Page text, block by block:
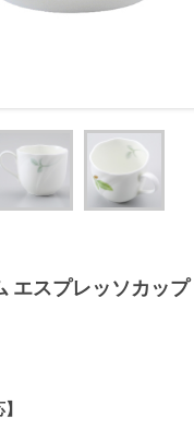
エスプレッソカッ